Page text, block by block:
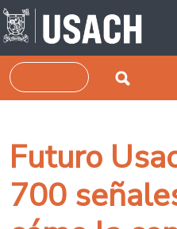
Pasar al contenido principal
Buscar
Futuro
700